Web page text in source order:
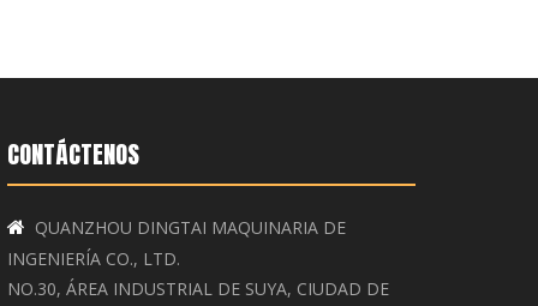
CONTÁCTENOS

QUANZHOU DINGTAI MAQUINARIA DE
INGENIERÍA CO., LTD.
NO.30, ÁREA INDUSTRIAL DE SUYA, CIUDAD DE